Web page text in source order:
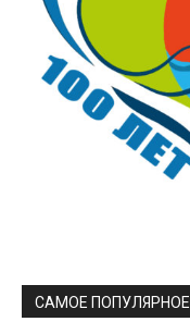
САМОЕ ПОПУЛЯРНОЕ